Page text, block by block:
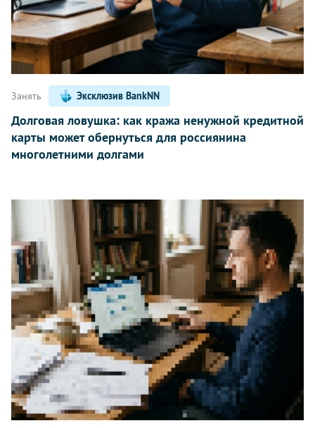
Занять Эксклюзив BankNN
Долговая ловушка: как кража ненужной кредитной
карты может обернуться для россиянина
многолетними долгами